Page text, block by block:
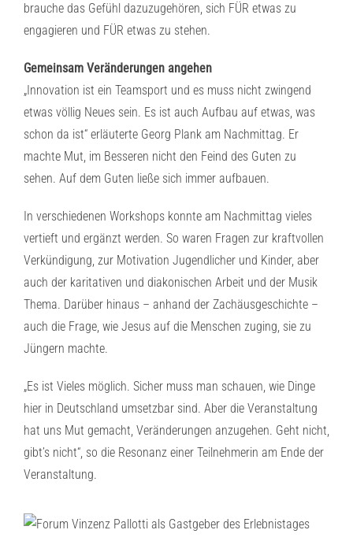
brauche das Gefühl dazuzugehören, sich FÜR etwas zu
engagieren und FÜR etwas zu stehen.
Gemeinsam Veränderungen angehen
„Innovation ist ein Teamsport und es muss nicht zwingend
etwas völlig Neues sein. Es ist auch Aufbau auf etwas, was
schon da ist“ erläuterte Georg Plank am Nachmittag. Er
machte Mut, im Besseren nicht den Feind des Guten zu
sehen. Auf dem Guten ließe sich immer aufbauen.
In verschiedenen Workshops konnte am Nachmittag vieles
vertieft und ergänzt werden. So waren Fragen zur kraftvollen
Verkündigung, zur Motivation Jugendlicher und Kinder, aber
auch der karitativen und diakonischen Arbeit und der Musik
Thema. Darüber hinaus – anhand der Zachäusgeschichte –
auch die Frage, wie Jesus auf die Menschen zuging, sie zu
Jüngern machte.
„Es ist Vieles möglich. Sicher muss man schauen, wie Dinge
hier in Deutschland umsetzbar sind. Aber die Veranstaltung
hat uns Mut gemacht, Veränderungen anzugehen. Geht nicht,
gibt’s nicht“, so die Resonanz einer Teilnehmerin am Ende der
Veranstaltung.